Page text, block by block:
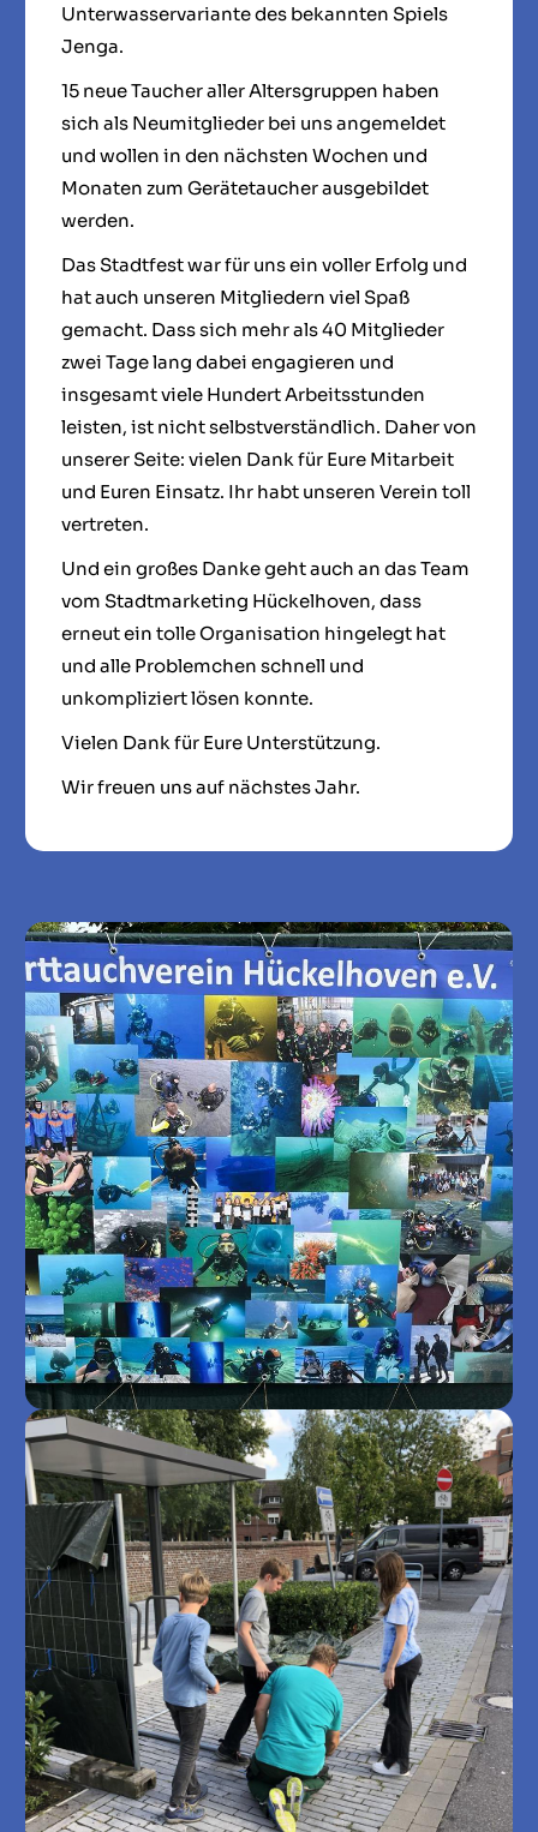
Unterwasservariante des bekannten Spiels
Jenga.
15 neue Taucher aller Altersgruppen haben
sich als Neumitglieder bei uns angemeldet
und wollen in den nächsten Wochen und
Monaten zum Gerätetaucher ausgebildet
werden.
Das Stadtfest war für uns ein voller Erfolg und
hat auch unseren Mitgliedern viel Spaß
gemacht. Dass sich mehr als 40 Mitglieder
zwei Tage lang dabei engagieren und
insgesamt viele Hundert Arbeitsstunden
leisten, ist nicht selbstverständlich. Daher von
unserer Seite: vielen Dank für Eure Mitarbeit
und Euren Einsatz. Ihr habt unseren Verein toll
vertreten.
Und ein großes Danke geht auch an das Team
vom Stadtmarketing Hückelhoven, dass
erneut ein tolle Organisation hingelegt hat
und alle Problemchen schnell und
unkompliziert lösen konnte.
Vielen Dank für Eure Unterstützung.
Wir freuen uns auf nächstes Jahr.